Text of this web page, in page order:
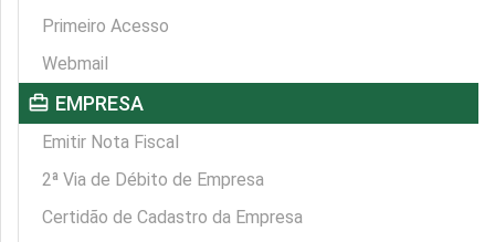
Primeiro Acesso
Webmail
card_travel EMPRESA
Emitir Nota Fiscal
2ª Via de Débito de Empresa
Certidão de Cadastro da Empresa